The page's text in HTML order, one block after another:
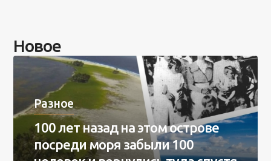
Новое
Разное
100 лет назад на этом острове
посреди моря забыли 100